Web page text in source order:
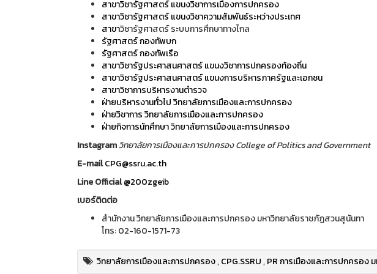
สาขาวิชารัฐศาสตร์ แขนงวิชาการเมืองการปกครอง
สาขาวิชารัฐศาสตร์ แขนงวิชาความสัมพันธ์ระหว่างประเทศ
สาขาวิชารัฐศาสตร์ ระบบการศึกษาทางไกล
รัฐศาสตร์ กองทัพบก
รัฐศาสตร์ กองทัพเรือ
สาขาวิชารัฐประศาสนศาสตร์ แขนงวิชาการปกครองท้องถิ่น
สาขาวิชารัฐประศาสนศาสตร์ แขนงการบริหารภาครัฐและเอกชน
สาขาวิชาการบริหารงานตำรวจ
ฝ่ายบริหารงานทั่วไป วิทยาลัยการเมืองและการปกครอง
ฝ่ายวิชาการ วิทยาลัยการเมืองและการปกครอง
ฝ่ายกิจการนักศึกษา วิทยาลัยการเมืองและการปกครอง
Instagramวิทยาลัยการเมืองและการปกครอง College of Politics and Government
E-mailCPG@ssru.ac.th
Line Official@200zgeib
เบอร์ติดต่อ
สำนักงาน วิทยาลัยการเมืองและการปกครอง มหาวิทยาลัยราชภัฏสวนสุนันทา
โทร: 02-160-1571-73
วิทยาลัยการเมืองและการปกครอง,CPG.SSRU,PR การเมืองและการปกครอง